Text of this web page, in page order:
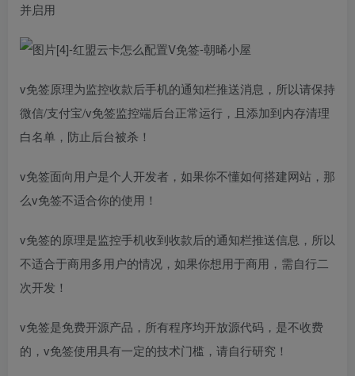
并启用
v免签原理为监控收款后手机的通知栏推送消息，所以请保持
微信/支付宝/v免签监控端后台正常运行，且添加到内存清理
白名单，防止后台被杀！
v免签面向用户是个人开发者，如果你不懂如何搭建网站，那
么v免签不适合你的使用！
v免签的原理是监控手机收到收款后的通知栏推送信息，所以
不适合于商用多用户的情况，如果你想用于商用，需自行二
次开发！
v免签是免费开源产品，所有程序均开放源代码，是不收费
的，v免签使用具有一定的技术门槛，请自行研究！